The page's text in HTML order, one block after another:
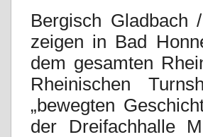
Bergisch
zeigen in Bad
dem gesamten
Rheinischen
„bewegten
der Dreifachhalle